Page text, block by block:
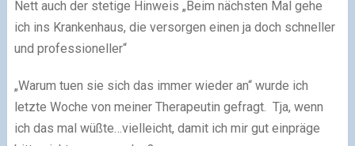
Nett auch der stetige Hinweis „Beim nächsten Mal gehe
ich ins Krankenhaus, die versorgen einen ja doch schneller
und professioneller“
„Warum tuen sie sich das immer wieder an“ wurde ich
letzte Woche von meiner Therapeutin gefragt. Tja, wenn
ich das mal wüßte…vielleicht, damit ich mir gut einpräge